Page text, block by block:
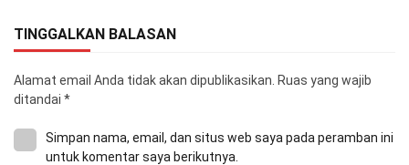
TINGGALKAN BALASAN
Alamat email Anda tidak akan dipublikasikan. Ruas yang wajib
ditandai *
Simpan nama, email, dan situs web saya pada peramban ini
untuk komentar saya berikutnya.